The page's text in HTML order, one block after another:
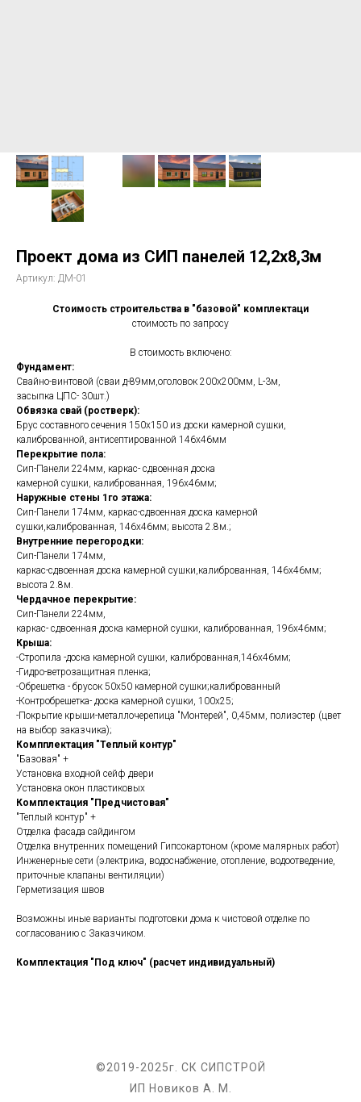
Проект дома из СИП панелей 12,2х8,3м
Артикул: ДМ-01
Стоимость строительства в "базовой" комплектаци
стоимость по запросу
В стоимость включено:
Фундамент:
Свайно-винтовой (сваи д-89мм,оголовок 200х200мм, L-3м,
засыпка ЦПС- 30шт.)
Обвязка свай (ростверк):
Брус составного сечения 150х150 из доски камерной сушки,
калиброванной, антисептированной 146х46мм
Перекрытие пола:
Сип-Панели 224мм, каркас- сдвоенная доска
камерной сушки, калиброванная, 196х46мм;
Наружные стены 1го этажа:
Сип-Панели 174мм, каркас-сдвоенная доска камерной
сушки,калиброванная, 146х46мм; высота 2.8м.;
Внутренние перегородки:
Сип-Панели 174мм,
каркас-сдвоенная доска камерной сушки,калиброванная, 146х46мм;
высота 2.8м.
Чердачное перекрытие:
Сип-Панели 224мм,
каркас- сдвоенная доска камерной сушки, калиброванная, 196х46мм;
Крыша:
-Стропила -доска камерной сушки, калиброванная,146х46мм;
-Гидро-ветрозащитная пленка;
-Обрешетка - брусок 50х50 камерной сушки;калиброванный
-Контробрешетка- доска камерной сушки, 100х25;
-Покрытие крыши-металлочерепица "Монтерей", 0,45мм, полиэстер (цвет
на выбор заказчика);
Компплектация "Теплый контур"
"Базовая" +
Установка входной сейф двери
Установка окон пластиковых
Комплектация "Предчистовая"
"Теплый контур" +
Отделка фасада сайдингом
Отделка внутренних помещений Гипсокартоном (кроме малярных работ)
Инженерные сети (электрика, водоснабжение, отопление, водоотведение,
приточные клапаны вентиляции)
Герметизация швов
Возможны иные варианты подготовки дома к чистовой отделке по
согласованию с Заказчиком.
Комплектация "Под ключ" (расчет индивидуальный)
©2019-2025г. СК СИПСТРОЙ
ИП Новиков А. М.